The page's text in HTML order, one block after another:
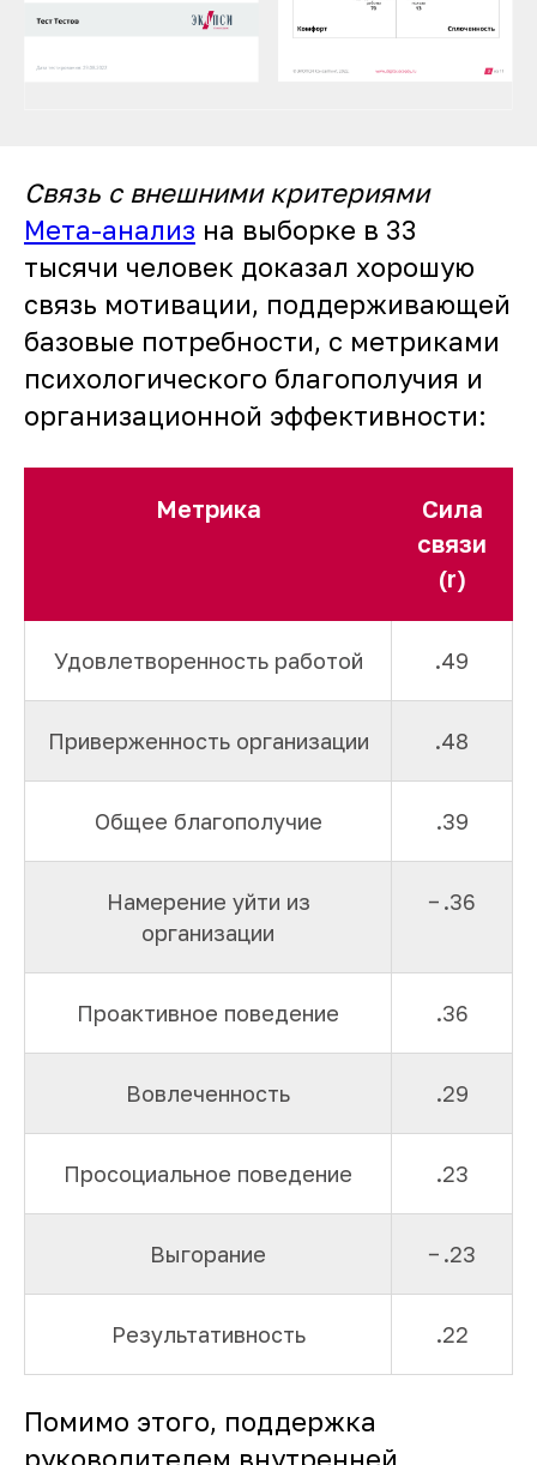
Связь с внешними критериями
Мета-анализ на выборке в 33
тысячи человек доказал хорошую
связь мотивации, поддерживающей
базовые потребности, с метриками
психологического благополучия и
организационной эффективности:
Метрика
Сила
связи
(r)
Удовлетворенность работой .49
Приверженность организации .48
Общее благополучие .39
Намерение уйти из
организации
− .36
Проактивное поведение .36
Вовлеченность .29
Просоциальное поведение .23
Выгорание − .23
Результативность .22
Помимо этого, поддержка
руководителем внутренней